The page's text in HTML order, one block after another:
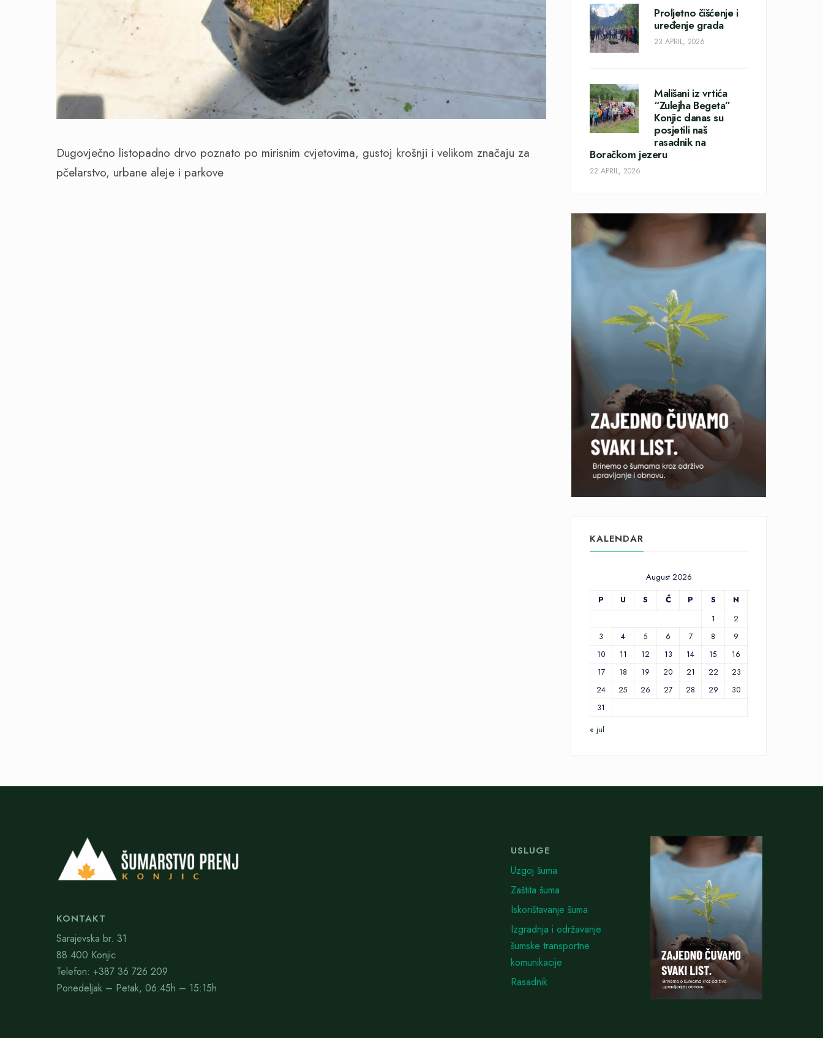
Dugovječno listopadno drvo poznato po mirisnim cvjetovima, gustoj krošnji i velikom značaju za
pčelarstvo, urbane aleje i parkove
Proljetno čišćenje i
uređenje grada
23 APRIL, 2026
Mališani iz vrtića
“Zulejha Begeta”
Konjic danas su
posjetili naš
rasadnik na
Boračkom jezeru
22 APRIL, 2026
KALENDAR
August 2026
P
U S Č P S N
1
2
3
4 5 6 7 8
9
10
11 12 13 14 15
16
17
18 19 20 21 22
23
24
25 26 27 28 29
30
31
« jul
KONTAKT
Sarajevska br. 31
88 400 Konjic
Telefon: +387 36 726 209
Ponedeljak – Petak, 06:45h – 15:15h
USLUGE
Uzgoj šuma
Zaštita šuma
Iskorištavanje šuma
Izgradnja i održavanje
šumske transportne
komunikacije
Rasadnik